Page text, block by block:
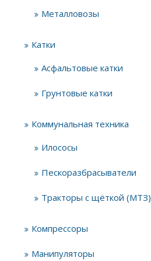
Металловозы
Катки
Асфальтовые катки
Грунтовые катки
Коммунальная техника
Илососы
Пескоразбрасыватели
Тракторы с щёткой (МТЗ)
Компрессоры
Манипуляторы